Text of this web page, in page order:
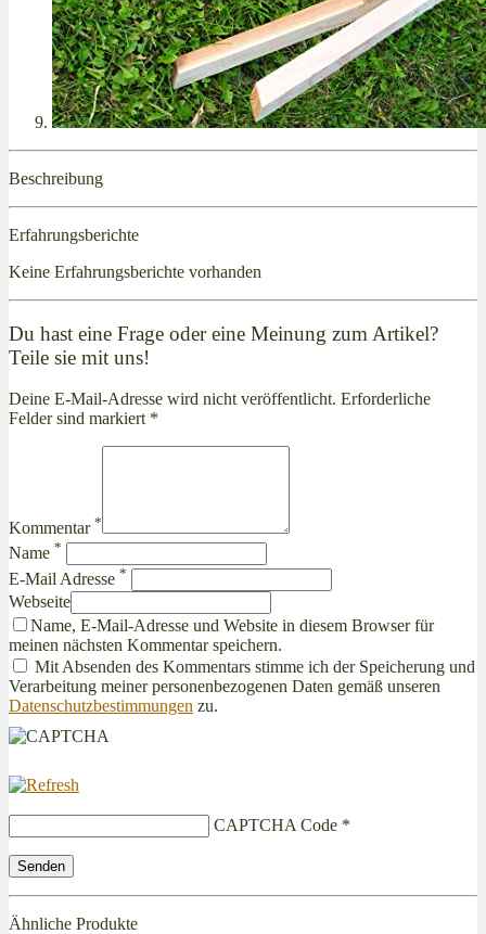
Beschreibung
Erfahrungsberichte
Keine Erfahrungsberichte vorhanden
Du hast eine Frage oder eine Meinung zum Artikel?
Teile sie mit uns!
Deine E-Mail-Adresse wird nicht veröffentlicht. Erforderliche
Felder sind markiert *
Kommentar *
Name *
E-Mail Adresse *
Webseite
Name, E-Mail-Adresse und Website in diesem Browser für
meinen nächsten Kommentar speichern.
Mit Absenden des Kommentars stimme ich der Speicherung und
Verarbeitung meiner personenbezogenen Daten gemäß unseren
Datenschutzbestimmungen zu.
CAPTCHA Code *
Ähnliche Produkte